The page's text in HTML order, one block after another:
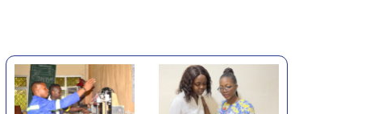
Renforcement des
capacités, un tutorat
académique de haut